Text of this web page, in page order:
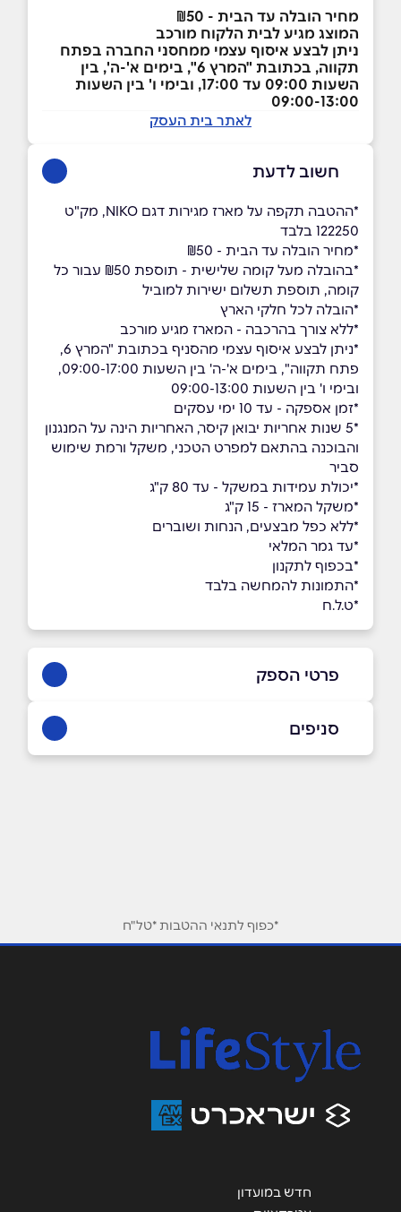
מחיר הובלה עד הבית - ₪50
המוצג מגיע לבית הלקוח מורכב
ניתן לבצע איסוף עצמי ממחסני החברה בפתח
תקווה, בכתובת "המרץ 6", בימים א'-ה', בין
השעות 09:00 עד 17:00, ובימי ו' בין השעות
09:00-13:00
לאתר בית העסק
חשוב לדעת
*ההטבה תקפה על מארז מגירות דגם NIKO, מק"ט
122250 בלבד
*מחיר הובלה עד הבית - ₪50
*בהובלה מעל קומה שלישית - תוספת ₪50 עבור כל
קומה, תוספת תשלום ישירות למוביל
*הובלה לכל חלקי הארץ
*ללא צורך בהרכבה - המארז מגיע מורכב
*ניתן לבצע איסוף עצמי מהסניף בכתובת "המרץ 6,
פתח תקווה", בימים א'-ה' בין השעות 09:00-17:00,
ובימי ו' בין השעות 09:00-13:00
*זמן אספקה - עד 10 ימי עסקים
*5 שנות אחריות יבואן קיסר, האחריות הינה על המנגנון
והבוכנה בהתאם למפרט הטכני, משקל ורמת שימוש
סביר
*יכולת עמידות במשקל - עד 80 ק"ג
*משקל המארז - 15 ק"ג
*ללא כפל מבצעים, הנחות ושוברים
*עד גמר המלאי
*בכפוף לתקנון
*התמונות להמחשה בלבד
*ט.ל.ח
פרטי הספק
באתר בפייסבוק באינסטגרם
אנא חזרו אלי בקשר ל...
סניפים
*כפוף לתנאי ההטבות *טל"ח
חדש במועדון